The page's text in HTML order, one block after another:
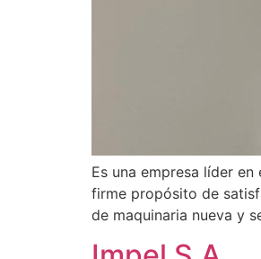
Es una empresa líder
firme propósito de
de maquinaria nueva y